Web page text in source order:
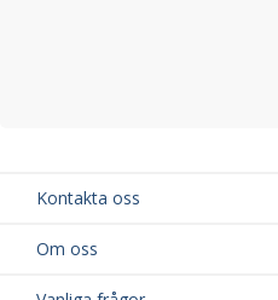
Kontakta oss
Om oss